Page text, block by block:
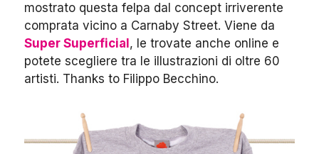
mostrato questa felpa dal concept irriverente
comprata vicino a Carnaby Street. Viene da
Super Superficial , le trovate anche online e
potete scegliere tra le illustrazioni di oltre 60
artisti. Thanks to Filippo Becchino.